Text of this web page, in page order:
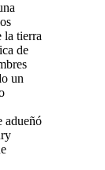
la tierra
de
un
adueñó